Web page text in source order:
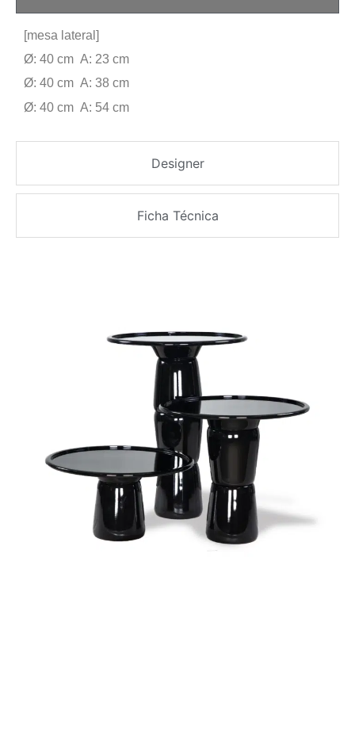
Designer
Ficha Técnica
[mesa lateral]
Ø: 40 cm A: 23 cm
Ø: 40 cm A: 38 cm
Ø: 40 cm A: 54 cm